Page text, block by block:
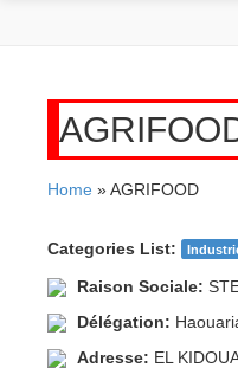
Home » AGRIFOOD
Categories List:
Raison Sociale:
Délégation:
Adresse: EL